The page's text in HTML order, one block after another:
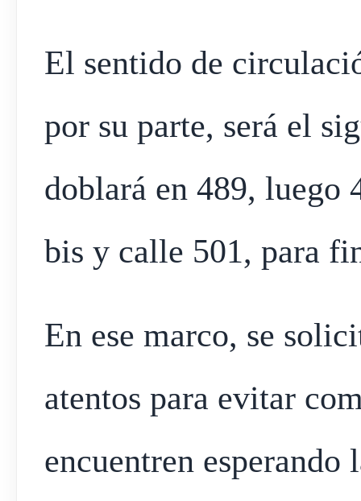
El sentido de
por su parte, será el
doblará en 489, luego
bis y calle 501, para
En ese marco, se
atentos para evitar
encuentren esperando